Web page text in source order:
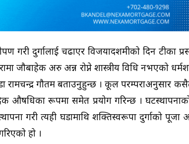
गरी दुर्गालाई चढाएर विजयादशमीको दिन टीका
जौबाहेक अरु अन्न रोप्ने शास्त्रीय विधि नभएको
रामचन्द्र गौतम बताउनुहुन्छ । कूल परम्पराअनुसार
औषधिका रूपमा समेत प्रयोग गरिन्छ ।
गरी त्यही घडामाथि शक्तिस्वरूपा दुर्गाको पूजा
हो ।